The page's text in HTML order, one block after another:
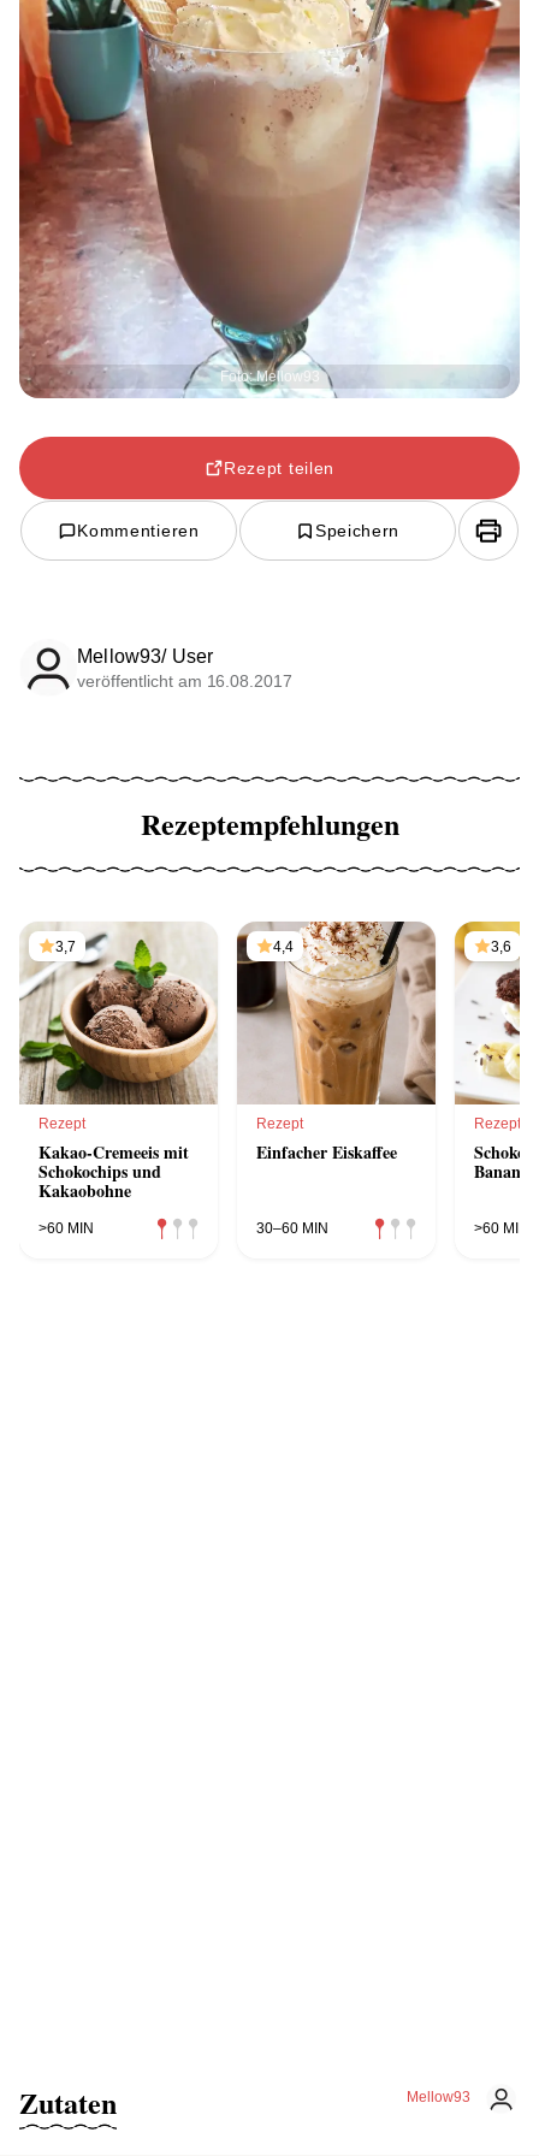
Foto: Mellow93
Rezept teilen
Kommentieren Speichern
Mellow93/ User
veröffentlicht am 16.08.2017
Rezeptempfehlungen
3,7
Rezept
Kakao-Cremeeis mit
Schokochips und
Kakaobohne
>60 MIN
4,4
Rezept
Einfacher Eiskaffee
30–60 MIN
3,6
Rezept
Schoko-
>60 MIN
Mellow93
Zutaten